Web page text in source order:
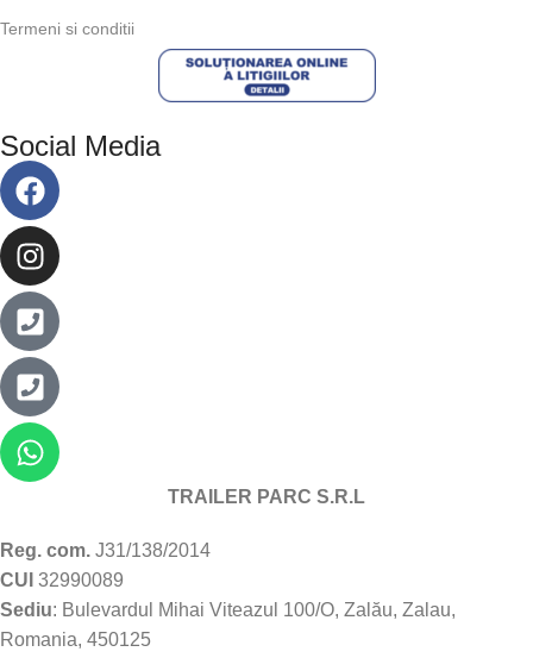
Termeni si conditii
Social Media
TRAILER PARC S.R.L
Reg. com. J31/138/2014
CUI 32990089
Sediu: Bulevardul Mihai Viteazul 100/O, Zalău, Zalau,
Romania, 450125